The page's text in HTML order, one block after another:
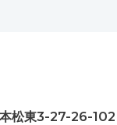
松東3-27-26-102